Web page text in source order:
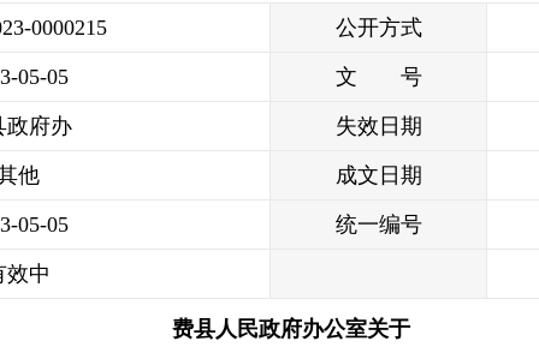
0000215 公开方式
05-05 文 号
政府办 失效日期
他 成文日期
05-05 统一编号
效中
费县人民政府办公室关于